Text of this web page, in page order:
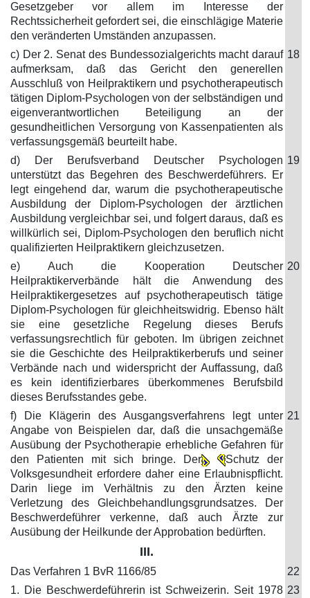
Gesetzgeber vor allem im Interesse der
Rechtssicherheit gefordert sei, die einschlägige Materie
den veränderten Umständen anzupassen.
c) Der 2. Senat des Bundessozialgerichts macht darauf
aufmerksam, daß das Gericht den generellen
Ausschluß von Heilpraktikern und psychotherapeutisch
tätigen Diplom-Psychologen von der selbständigen und
eigenverantwortlichen Beteiligung an der
gesundheitlichen Versorgung von Kassenpatienten als
verfassungsgemäß beurteilt habe.
18
d) Der Berufsverband Deutscher Psychologen
unterstützt das Begehren des Beschwerdeführers. Er
legt eingehend dar, warum die psychotherapeutische
Ausbildung der Diplom-Psychologen der ärztlichen
Ausbildung vergleichbar sei, und folgert daraus, daß es
willkürlich sei, Diplom-Psychologen den beruflich nicht
qualifizierten Heilpraktikern gleichzusetzen.
19
e) Auch die Kooperation Deutscher
Heilpraktikerverbände hält die Anwendung des
Heilpraktikergesetzes auf psychotherapeutisch tätige
Diplom-Psychologen für gleichheitswidrig. Ebenso hält
sie eine gesetzliche Regelung dieses Berufs
verfassungsrechtlich für geboten. Im übrigen zeichnet
sie die Geschichte des Heilpraktikerberufs und seiner
Verbände nach und widerspricht der Auffassung, daß
es kein identifizierbares überkommenes Berufsbild
dieses Berufsstandes gebe.
20
f) Die Klägerin des Ausgangsverfahrens legt unter
Angabe von Beispielen dar, daß die unsachgemäße
Ausübung der Psychotherapie erhebliche Gefahren für
den Patienten mit sich bringe. Der
Schutz der
Volksgesundheit erfordere daher eine Erlaubnispflicht.
Darin liege im Verhältnis zu den Ärzten keine
Verletzung des Gleichbehandlungsgrundsatzes. Der
Beschwerdeführer verkenne, daß auch Ärzte zur
Ausübung der Heilkunde der Approbation bedürften.
21
III.
Das Verfahren 1 BvR 1166/85
22
1. Die Beschwerdeführerin ist Schweizerin. Seit 1978 23